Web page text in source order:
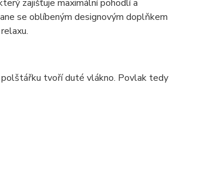
zajišťuje maximální pohodlí a
se oblíbeným designovým doplňkem
tvoří duté vlákno. Povlak tedy